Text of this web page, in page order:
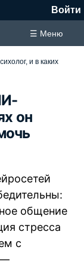
Войти
☰ Меню
и в каких
он
общение
стресса
с
—